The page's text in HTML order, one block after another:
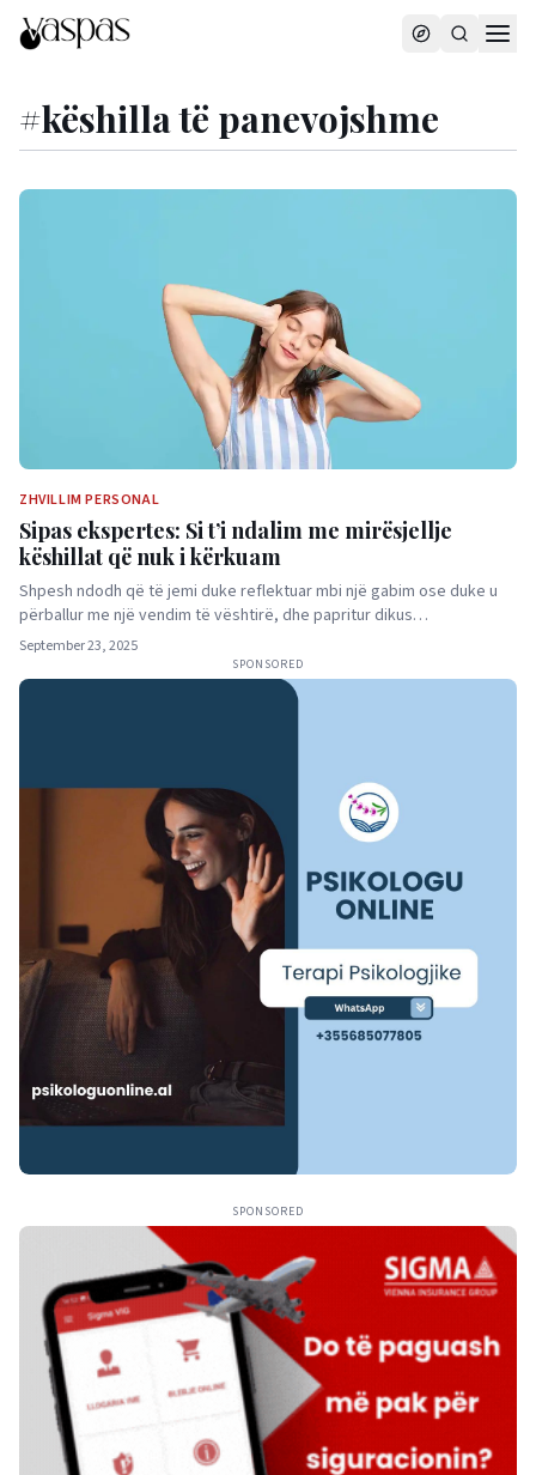
#këshilla të panevojshme
ZHVILLIM PERSONAL
Sipas ekspertes: Si t’i ndalim me mirësjellje
këshillat që nuk i kërkuam
Shpesh ndodh që të jemi duke reflektuar mbi një gabim ose duke u
përballur me një vendim të vështirë, dhe papritur dikus…
September 23, 2025
SPONSORED
SPONSORED